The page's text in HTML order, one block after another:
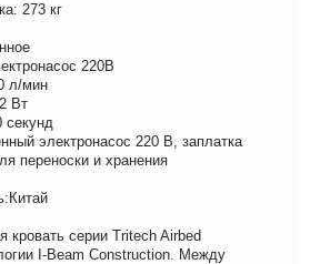
273 кг
220В
л/мин
Вт
секунд
электронасос 220 В, заплатка
переноски и хранения
кровать серии Tritech Airbed
I-Beam Construction. Между